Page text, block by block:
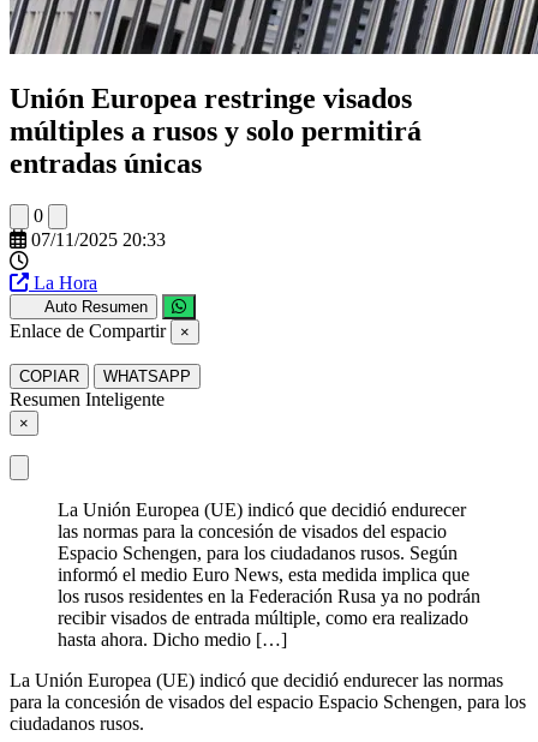
Unión Europea restringe visados
múltiples a rusos y solo permitirá
entradas únicas
0
07/11/2025 20:33
La Hora
Auto Resumen
Enlace de Compartir ×
COPIAR WHATSAPP
Resumen Inteligente
×
La Unión Europea (UE) indicó que decidió endurecer
las normas para la concesión de visados del espacio
Espacio Schengen, para los ciudadanos rusos. Según
informó el medio Euro News, esta medida implica que
los rusos residentes en la Federación Rusa ya no podrán
recibir visados de entrada múltiple, como era realizado
hasta ahora. Dicho medio […]
La Unión Europea (UE) indicó que decidió endurecer las normas
para la concesión de visados del espacio Espacio Schengen, para los
ciudadanos rusos.